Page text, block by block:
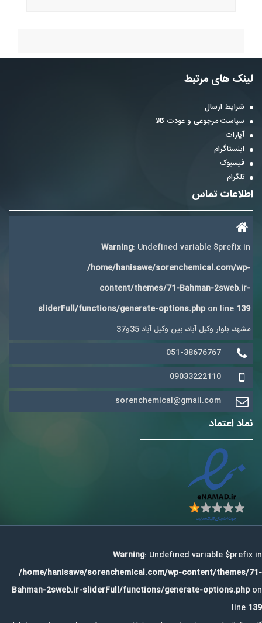
لینک های مرتبط
شرایط ارسال
سیاست مرجوعی و عودت کالا
آپارات
اینستاگرام
فیسبوک
تلگرام
اطلاعات تماس
Warning: Undefined variable $prefix in
/home/hanisawe/sorenchemical.com/wp-
content/themes/71-Bahman-2sweb.ir-
sliderFull/functions/generate-options.php on line 139
مشهد، بلوار وکیل آباد، بین وکیل آباد 35و37
051-38676767
09033222110
sorenchemical@gmail.com
نماد اعتماد
Warning: Undefined variable $prefix in
/home/hanisawe/sorenchemical.com/wp-content/themes/71-
Bahman-2sweb.ir-sliderFull/functions/generate-options.phpon
line 139